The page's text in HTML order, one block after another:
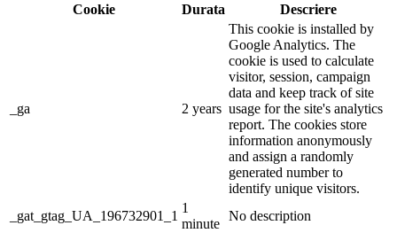
Cookie
Durata Descriere
_ga 2 years
This cookie is installed by
Google Analytics. The
cookie is used to calculate
visitor, session, campaign
data and keep track of site
usage for the site's analytics
report. The cookies store
information anonymously
and assign a randomly
generated number to
identify unique visitors.
_gat_gtag_UA_196732901_1
1
minute
No description